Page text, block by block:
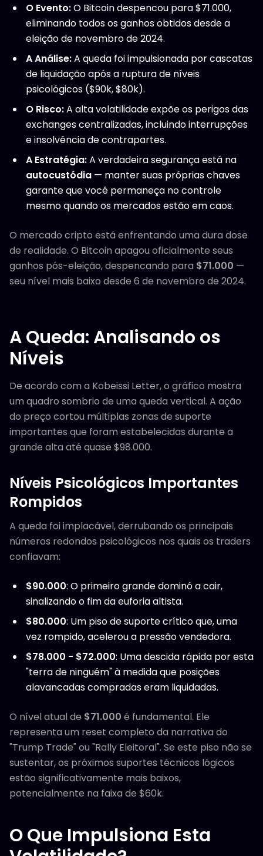
O Evento:O Bitcoin despencou para $71.000,
eliminando todos os ganhos obtidos desde a
eleição de novembro de 2024.
A Análise:A queda foi impulsionada por cascatas
de liquidação após a ruptura de níveis
psicológicos ($90k, $80k).
O Risco:A alta volatilidade expõe os perigos das
exchanges centralizadas, incluindo interrupções
e insolvência de contrapartes.
A Estratégia:A verdadeira segurança está na
autocustódia — manter suas próprias chaves
garante que você permaneça no controle
mesmo quando os mercados estão em caos.
O mercado cripto está enfrentando uma dura dose
de realidade. O Bitcoin apagou oficialmente seus
ganhos pós-eleição, despencando para $71.000 —
seu nível mais baixo desde 6 de novembro de 2024.
A Queda: Analisando os
Níveis
De acordo com a Kobeissi Letter, o gráfico mostra
um quadro sombrio de uma queda vertical. A ação
do preço cortou múltiplas zonas de suporte
importantes que foram estabelecidas durante a
grande alta até quase $98.000.
Níveis Psicológicos Importantes
Rompidos
A queda foi implacável, derrubando os principais
números redondos psicológicos nos quais os traders
confiavam:
$90.000: O primeiro grande dominó a cair,
sinalizando o fim da euforia altista.
$80.000: Um piso de suporte crítico que, uma
vez rompido, acelerou a pressão vendedora.
$78.000 - $72.000: Uma descida rápida por esta
"terra de ninguém" à medida que posições
alavancadas compradas eram liquidadas.
O nível atual de $71.000 é fundamental. Ele
representa um reset completo da narrativa do
"Trump Trade" ou "Rally Eleitoral". Se este piso não se
sustentar, os próximos suportes técnicos lógicos
estão significativamente mais baixos,
potencialmente na faixa de $60k.
O Que Impulsiona Esta